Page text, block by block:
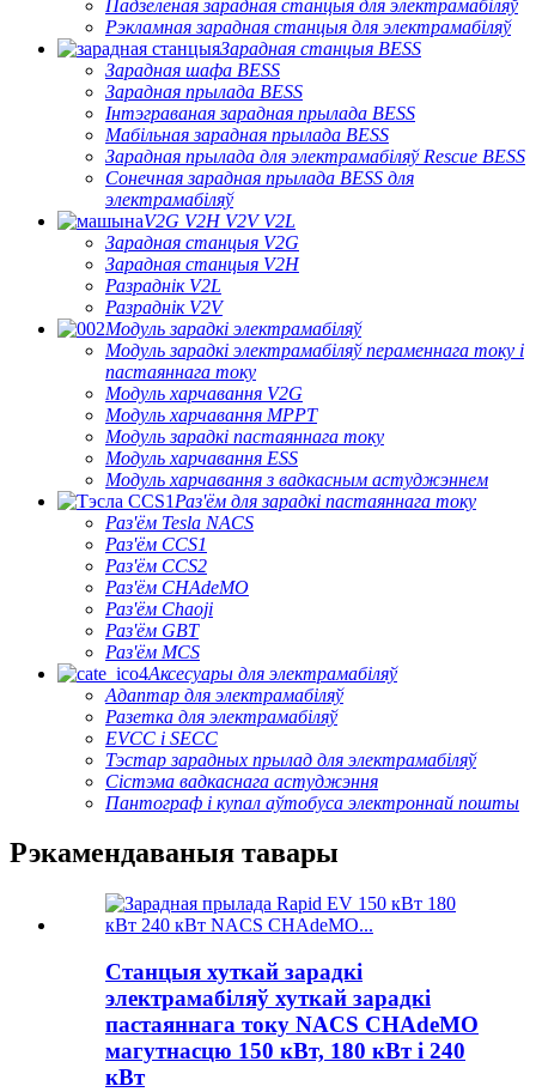
Падзеленая зарадная станцыя для электрамабіляў
Рэкламная зарадная станцыя для электрамабіляў
Зарадная станцыя BESS
Зарадная шафа BESS
Зарадная прылада BESS
Інтэграваная зарадная прылада BESS
Мабільная зарадная прылада BESS
Зарадная прылада для электрамабіляў Rescue BESS
Сонечная зарадная прылада BESS для
электрамабіляў
V2G V2H V2V V2L
Зарадная станцыя V2G
Зарадная станцыя V2H
Разраднік V2L
Разраднік V2V
Модуль зарадкі электрамабіляў
Модуль зарадкі электрамабіляў пераменнага току і
пастаяннага току
Модуль харчавання V2G
Модуль харчавання MPPT
Модуль зарадкі пастаяннага току
Модуль харчавання ESS
Модуль харчавання з вадкасным астуджэннем
Раз'ём для зарадкі пастаяннага току
Раз'ём Tesla NACS
Раз'ём CCS1
Раз'ём CCS2
Раз'ём CHAdeMO
Раз'ём Chaoji
Раз'ём GBT
Раз'ём MCS
Аксесуары для электрамабіляў
Адаптар для электрамабіляў
Разетка для электрамабіляў
EVCC і SECC
Тэстар зарадных прылад для электрамабіляў
Сістэма вадкаснага астуджэння
Пантограф і купал аўтобуса электроннай пошты
Рэкамендаваныя тавары
Станцыя хуткай зарадкі
электрамабіляў хуткай зарадкі
пастаяннага току NACS CHAdeMO
магутнасцю 150 кВт, 180 кВт і 240
кВт